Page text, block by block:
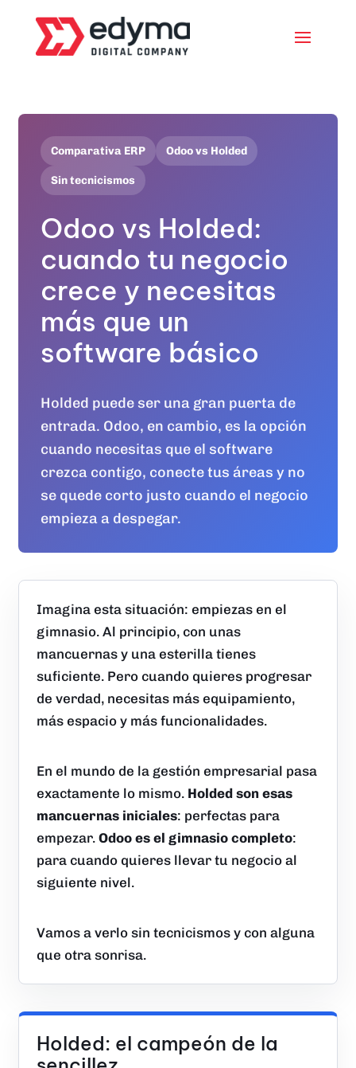
Comparativa ERP Odoo vs Holded
Sin tecnicismos
Odoo vs Holded:
cuando tu negocio
crece y necesitas
más que un
software básico
Holded puede ser una gran puerta de
entrada. Odoo, en cambio, es la opción
cuando necesitas que el software
crezca contigo, conecte tus áreas y no
se quede corto justo cuando el negocio
empieza a despegar.
Imagina esta situación: empiezas en el
gimnasio. Al principio, con unas
mancuernas y una esterilla tienes
suficiente. Pero cuando quieres progresar
de verdad, necesitas más equipamiento,
más espacio y más funcionalidades.
En el mundo de la gestión empresarial pasa
exactamente lo mismo. Holded son esas
mancuernas iniciales: perfectas para
empezar.Odoo es el gimnasio completo:
para cuando quieres llevar tu negocio al
siguiente nivel.
Vamos a verlo sin tecnicismos y con alguna
que otra sonrisa.
Holded: el campeón de la